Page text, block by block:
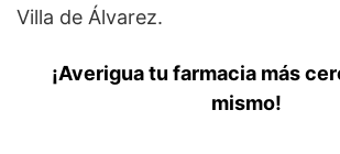
Villa de Álvarez.
¡Averigua tu farmacia más
mismo!